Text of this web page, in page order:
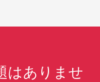
はありませ